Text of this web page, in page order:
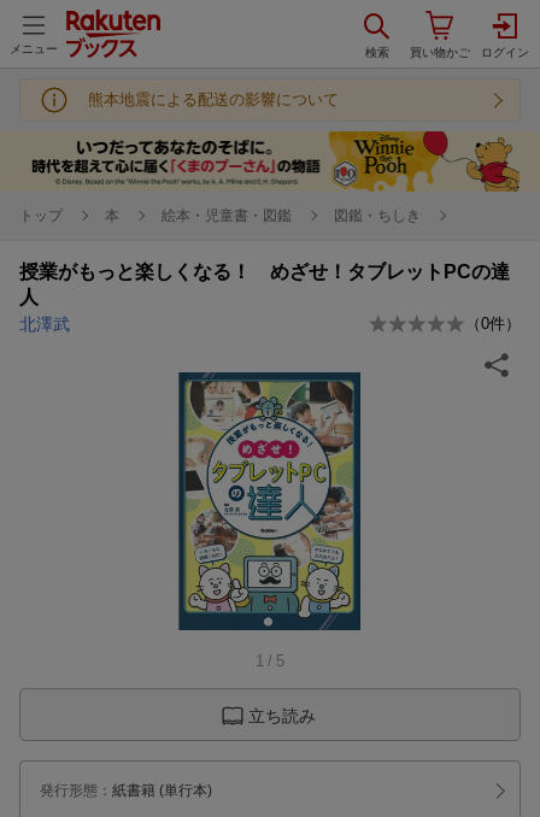
メニュー
熊本地震による配送の影響について
トップ 本 絵本・児童書・図鑑 図鑑・ちしき
授業がもっと楽しくなる！ めざせ！タブレットPCの達
人
北澤武 （0件）
1 / 5
立ち読み
発行形態 ： 紙書籍 (単行本)